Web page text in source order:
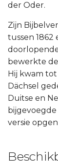
Hábakuk
Éfeze
Filippenzen
Kolossenzen
1
2
1 Timótheüs
2 Timótheüs
der Oder.
Zijn
tussen 1862
doorlopende
bewerkte
Hij kwam
Dächsel
Duitse en
versie